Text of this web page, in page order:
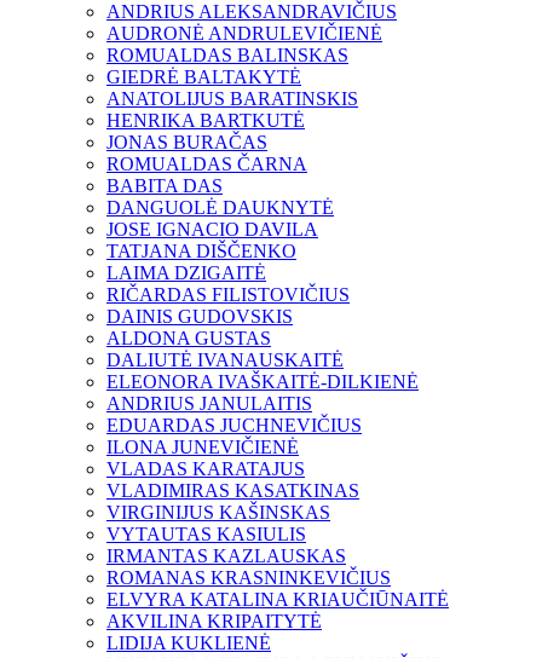
ANDRIUS ALEKSANDRAVIČIUS
AUDRONĖ ANDRULEVIČIENĖ
ROMUALDAS BALINSKAS
GIEDRĖ BALTAKYTĖ
ANATOLIJUS BARATINSKIS
HENRIKA BARTKUTĖ
JONAS BURAČAS
ROMUALDAS ČARNA
BABITA DAS
DANGUOLĖ DAUKNYTĖ
JOSE IGNACIO DAVILA
TATJANA DIŠČENKO
LAIMA DZIGAITĖ
RIČARDAS FILISTOVIČIUS
DAINIS GUDOVSKIS
ALDONA GUSTAS
DALIUTĖ IVANAUSKAITĖ
ELEONORA IVAŠKAITĖ-DILKIENĖ
ANDRIUS JANULAITIS
EDUARDAS JUCHNEVIČIUS
ILONA JUNEVIČIENĖ
VLADAS KARATAJUS
VLADIMIRAS KASATKINAS
VIRGINIJUS KAŠINSKAS
VYTAUTAS KASIULIS
IRMANTAS KAZLAUSKAS
ROMANAS KRASNINKEVIČIUS
ELVYRA KATALINA KRIAUČIŪNAITĖ
AKVILINA KRIPAITYTĖ
LIDIJA KUKLIENĖ